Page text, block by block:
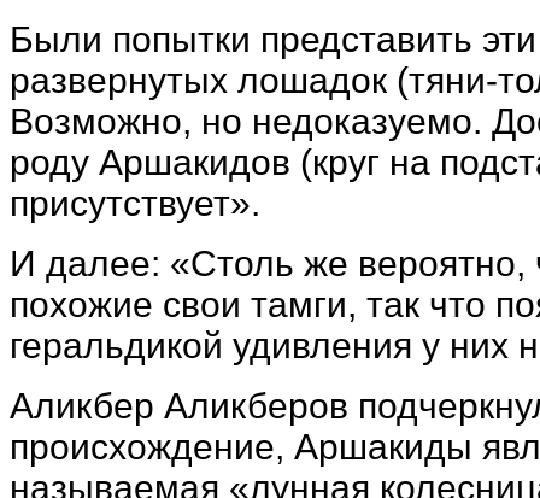
Были попытки представить
развернутых лошадок (тяни-
Возможно, но недоказуемо.
роду Аршакидов (круг на
присутствует».
И далее: «Столь же вероятно,
похожие свои тамги, так что
геральдикой удивления у них
Аликбер Аликберов
происхождение, Аршакиды
называемая «лунная